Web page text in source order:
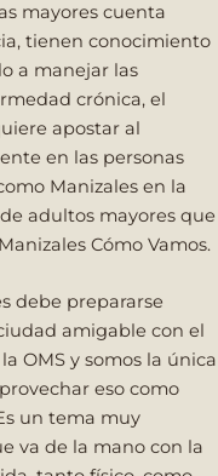
mayores cuenta
tienen conocimiento
a manejar las
crónica, el
apostar al
en las personas
Manizales en la
adultos mayores que
Cómo Vamos.
debe prepararse
amigable con el
OMS y somos la única
eso como
un tema muy
va de la mano con la